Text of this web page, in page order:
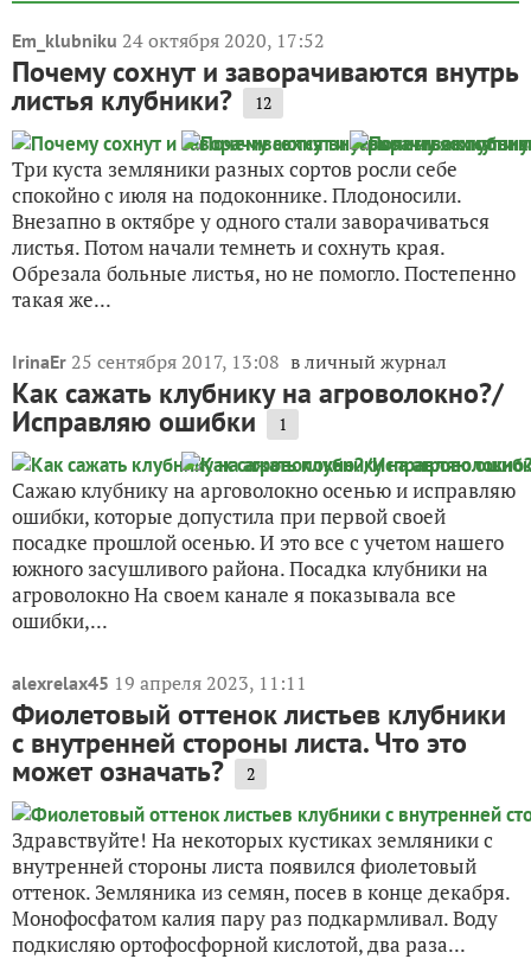
Em_klubniku 24 октября 2020, 17:52
Почему сохнут и заворачиваются внутрь
листья клубники? 12
Три куста земляники разных сортов росли себе
спокойно с июля на подоконнике. Плодоносили.
Внезапно в октябре у одного стали заворачиваться
листья. Потом начали темнеть и сохнуть края.
Обрезала больные листья, но не помогло. Постепенно
такая же...
IrinaEr 25 сентября 2017, 13:08 в личный журнал
Как сажать клубнику на агроволокно?/
Исправляю ошибки 1
Сажаю клубнику на арговолокно осенью и исправляю
ошибки, которые допустила при первой своей
посадке прошлой осенью. И это все с учетом нашего
южного засушливого района. Посадка клубники на
агроволокно На своем канале я показывала все
ошибки,...
alexrelax45 19 апреля 2023, 11:11
Фиолетовый оттенок листьев клубники
с внутренней стороны листа. Что это
может означать? 2
Здравствуйте! На некоторых кустиках земляники с
внутренней стороны листа появился фиолетовый
оттенок. Земляника из семян, посев в конце декабря.
Монофосфатом калия пару раз подкармливал. Воду
подкисляю ортофосфорной кислотой, два раза...